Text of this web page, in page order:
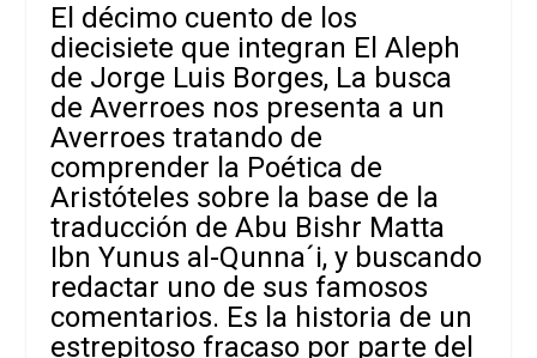
El décimo cuento de los
diecisiete que integran El Aleph
de Jorge Luis Borges, La busca
de Averroes nos presenta a un
Averroes tratando de
comprender la Poética de
Aristóteles sobre la base de la
traducción de Abu Bishr Matta
Ibn Yunus al-Qunna´i, y buscando
redactar uno de sus famosos
comentarios. Es la historia de un
estrepitoso fracaso por parte del